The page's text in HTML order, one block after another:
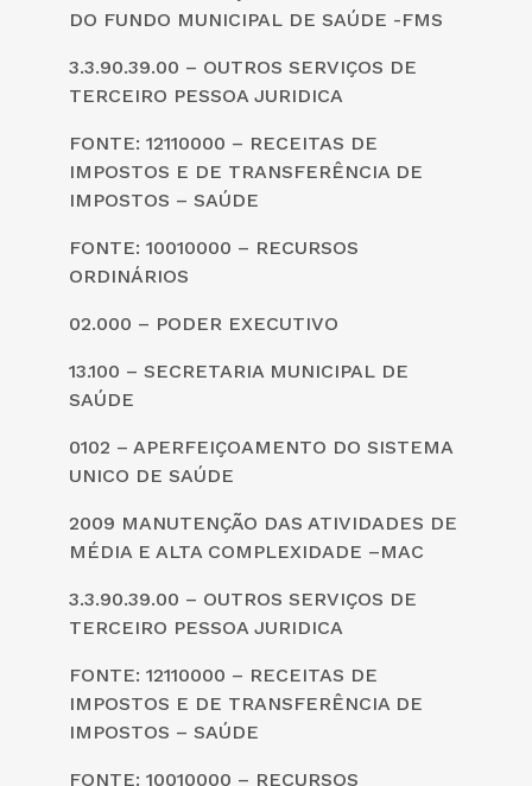
DO FUNDO MUNICIPAL DE SAÚDE -FMS
3.3.90.39.00 – OUTROS SERVIÇOS DE
TERCEIRO PESSOA JURIDICA
FONTE: 12110000 – RECEITAS DE
IMPOSTOS E DE TRANSFERÊNCIA DE
IMPOSTOS – SAÚDE
FONTE: 10010000 – RECURSOS
ORDINÁRIOS
02.000 – PODER EXECUTIVO
13.100 – SECRETARIA MUNICIPAL DE
SAÚDE
0102 – APERFEIÇOAMENTO DO SISTEMA
UNICO DE SAÚDE
2009 MANUTENÇÃO DAS ATIVIDADES DE
MÉDIA E ALTA COMPLEXIDADE –MAC
3.3.90.39.00 – OUTROS SERVIÇOS DE
TERCEIRO PESSOA JURIDICA
FONTE: 12110000 – RECEITAS DE
IMPOSTOS E DE TRANSFERÊNCIA DE
IMPOSTOS – SAÚDE
FONTE: 10010000 – RECURSOS